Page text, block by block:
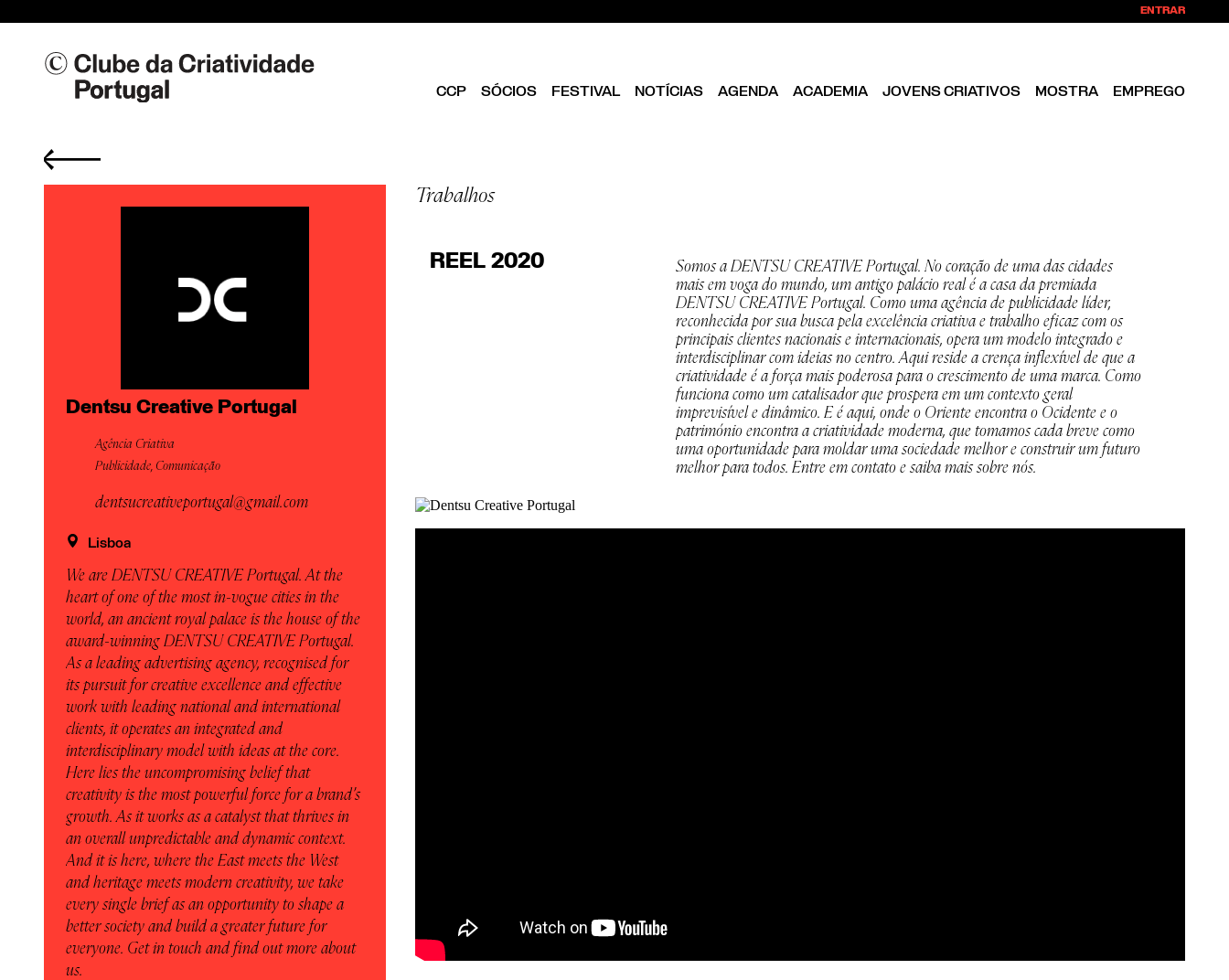
ENTRAR
CCP
ESTATUTOS
DIREÇÃO
CONSELHO FISCAL
SÓCIOS FESTIVAL NOTÍCIAS AGENDA ACADEMIA JOVENS CRIATIVOS MOSTRA EMPREGO
Dentsu Creative Portugal
Agência Criativa
Publicidade, Comunicação
dentsucreativeportugal@gmail.com
Lisboa
We are DENTSU CREATIVE Portugal. At the
heart of one of the most in-vogue cities in the
world, an ancient royal palace is the house of the
award-winning DENTSU CREATIVE Portugal.
As a leading advertising agency, recognised for
its pursuit for creative excellence and effective
work with leading national and international
clients, it operates an integrated and
interdisciplinary model with ideas at the core.
Here lies the uncompromising belief that
creativity is the most powerful force for a brand’s
growth. As it works as a catalyst that thrives in
an overall unpredictable and dynamic context.
And it is here, where the East meets the West
and heritage meets modern creativity, we take
every single brief as an opportunity to shape a
better society and build a greater future for
everyone. Get in touch and find out more about
us.
Trabalhos
REEL 2020
Somos a DENTSU CREATIVE Portugal. No coração de uma das cidades
mais em voga do mundo, um antigo palácio real é a casa da premiada
DENTSU CREATIVE Portugal. Como uma agência de publicidade líder,
reconhecida por sua busca pela excelência criativa e trabalho eficaz com os
principais clientes nacionais e internacionais, opera um modelo integrado e
interdisciplinar com ideias no centro. Aqui reside a crença inflexível de que a
criatividade é a força mais poderosa para o crescimento de uma marca. Como
funciona como um catalisador que prospera em um contexto geral
imprevisível e dinâmico. E é aqui, onde o Oriente encontra o Ocidente e o
património encontra a criatividade moderna, que tomamos cada breve como
uma oportunidade para moldar uma sociedade melhor e construir um futuro
melhor para todos. Entre em contato e saiba mais sobre nós.